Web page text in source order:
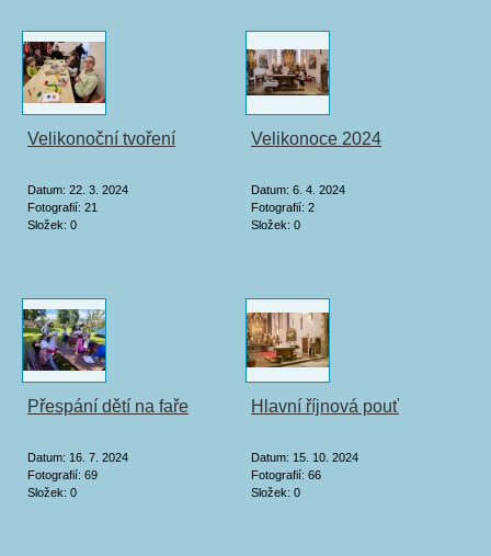
Velikonoční tvoření
Datum: 22. 3. 2024
Fotografií: 21
Složek: 0
Velikonoce 2024
Datum: 6. 4. 2024
Fotografií: 2
Složek: 0
Přespání dětí na faře
Datum: 16. 7. 2024
Fotografií: 69
Složek: 0
Hlavní říjnová pouť
Datum: 15. 10. 2024
Fotografií: 66
Složek: 0